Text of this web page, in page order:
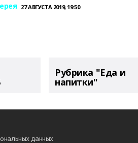
27 АВГУСТА 2019, 19:50
Рубрика "Еда и
напитки"
данных